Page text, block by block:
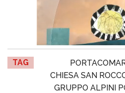
TAG
CHIESA SAN
GRUPPO ALPINI